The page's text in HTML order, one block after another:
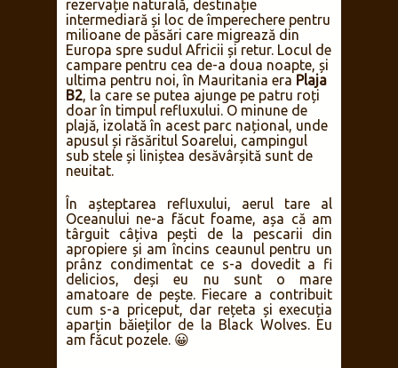
rezervație naturală, destinație
intermediară și loc de împerechere pentru
milioane de păsări care migrează din
Europa spre sudul Africii și retur. Locul de
campare pentru cea de-a doua noapte, și
ultima pentru noi, în Mauritania era Plaja
B2, la care se putea ajunge pe patru roți
doar în timpul refluxului. O minune de
plajă, izolată în acest parc național, unde
apusul și răsăritul Soarelui, campingul
sub stele și liniștea desăvârșită sunt de
neuitat.
În așteptarea refluxului, aerul tare al
Oceanului ne-a făcut foame, așa că am
târguit câțiva pești de la pescarii din
apropiere și am încins ceaunul pentru un
prânz condimentat ce s-a dovedit a fi
delicios, deși eu nu sunt o mare
amatoare de pește. Fiecare a contribuit
cum s-a priceput, dar rețeta și execuția
aparțin băieților de la Black Wolves. Eu
am făcut pozele. 😀